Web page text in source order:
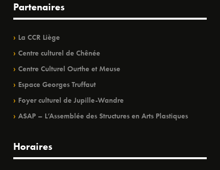
Partenaires
La CCR Liège
Centre culturel de Chênée
Centre Culturel Ourthe et Meuse
Espace Georges Truffaut
Foyer culturel de Jupille-Wandre
ASAP – L’Assemblée des Structures en Arts Plastiques
Horaires